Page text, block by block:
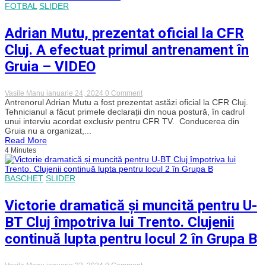
FC
Voluntari:
„E
FOTBAL SLIDER
Adrian Mutu, prezentat oficial la CFR
Cluj. A efectuat primul antrenament în
Gruia – VIDEO
Vasile Manu ianuarie 24, 2024 0 Commenton
Adrian
Mutu,
prezentat
oficial
A
efectuat
primul
–
VIDEO
Antrenorul Adrian Mutu a fost prezentat astăzi oficial la CFR Cluj.
Tehnicianul a făcut primele declarații din noua postură, în cadrul
unui interviu acordat exclusiv pentru CFR TV. Conducerea din
Gruia nu a organizat,...
Read More
4 Minutes
BASCHET SLIDER
Victorie dramatică și muncită pentru U-
BT Cluj împotriva lui Trento. Clujenii
continuă lupta pentru locul 2 în Grupa B